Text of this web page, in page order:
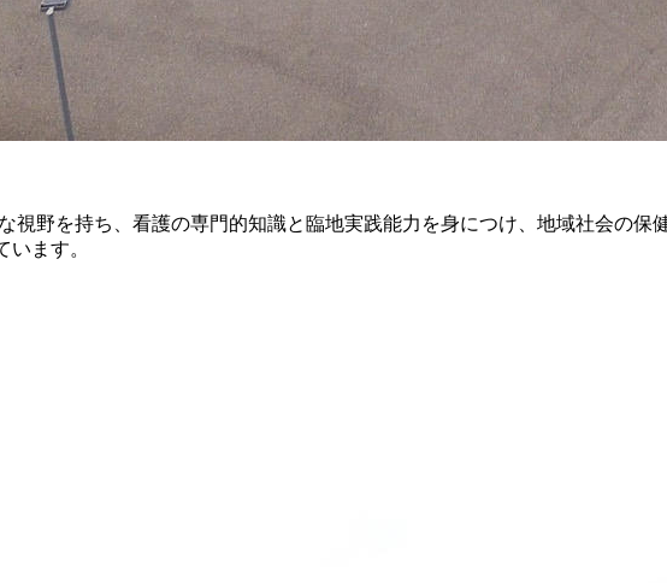
視野を持ち、看護の専門的知識と臨地実践能力を身につけ、地域社会の保
ます。